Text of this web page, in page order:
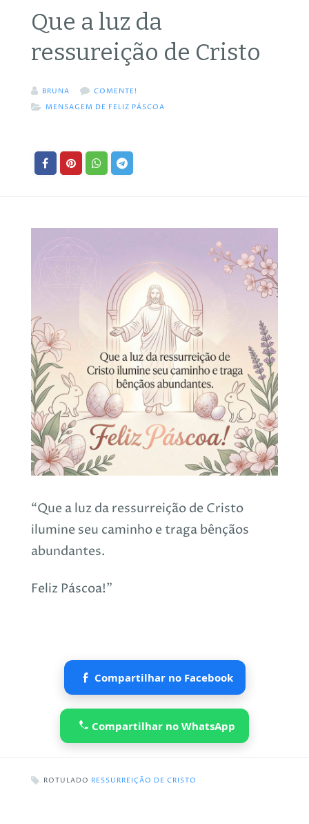
Que a luz da
ressureição de Cristo
BRUNA
COMENTE!
MENSAGEM DE FELIZ PÁSCOA
“Que a luz da ressurreição de Cristo
ilumine seu caminho e traga bênçãos
abundantes.
Feliz Páscoa!”
Compartilhar no Facebook
Compartilhar no WhatsApp
ROTULADO RESSURREIÇÃO DE CRISTO